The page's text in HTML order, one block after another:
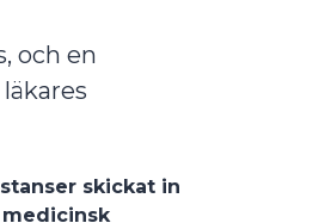
och en
skickat in